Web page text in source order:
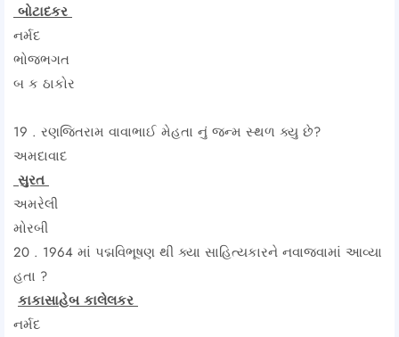
બોટાદકર
નર્મદ
ભોજભગત
બ ક ઠાકોર
19 . રણજિતરામ વાવાભાઈ મેહતા નું જન્મ સ્થળ ક્યુ છે?
અમદાવાદ
સુરત
અમરેલી
મોરબી
20 . 1964 માં પદ્મવિભૂષણ થી ક્યા સાહિત્યકારને નવાજવામાં આવ્યા
હતા ?
કાકાસાહેબ કાલેલકર
નર્મદ